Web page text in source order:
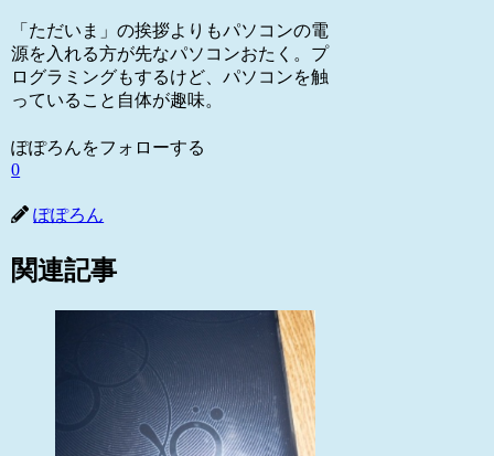
「ただいま」の挨拶よりもパソコンの電
源を入れる方が先なパソコンおたく。プ
ログラミングもするけど、パソコンを触
っていること自体が趣味。
ぽぽろんをフォローする
0
ぽぽろん
関連記事